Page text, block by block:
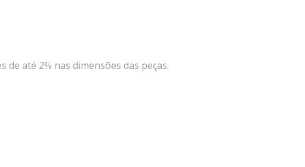
de até 2% nas dimensões das peças.